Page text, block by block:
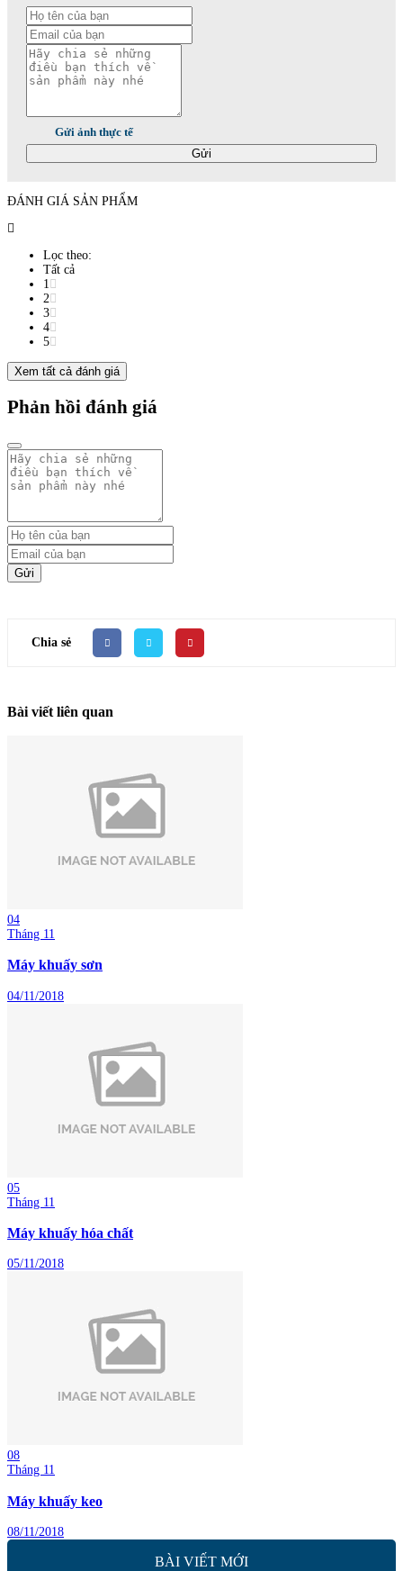
Gửi ảnh thực tế
Gửi
ĐÁNH GIÁ SẢN PHẨM
Lọc theo:
Tất cả
1
2
3
4
5
Xem tất cả đánh giá
Phản hồi đánh giá
Gửi
Chia sẻ
Bài viết liên quan
04
Tháng 11
Máy khuấy sơn
04/11/2018
05
Tháng 11
Máy khuấy hóa chất
05/11/2018
08
Tháng 11
Máy khuấy keo
08/11/2018
BÀI VIẾT MỚI